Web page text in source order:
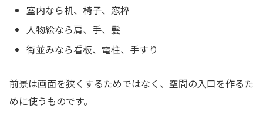
室内なら机、椅子、窓枠
人物絵なら肩、手、髪
街並みなら看板、電柱、手すり
前景は画面を狭くするためではなく、空間の入口を作るた
めに使うものです。